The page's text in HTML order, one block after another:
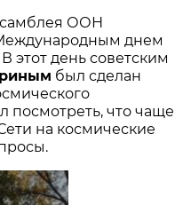
ООН
днем
этот день советским
был сделан
посмотреть, что чаще
на космические